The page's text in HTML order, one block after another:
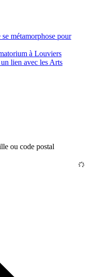
métamorphose pour
à Louviers
lien avec les Arts
ou code postal